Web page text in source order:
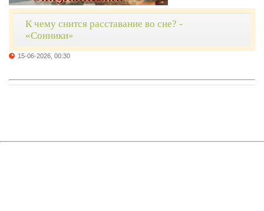
К чему снится расставание во сне? -
«Сонники»
15-06-2026, 00:30